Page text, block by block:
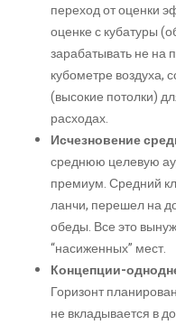
переход от оценки
оценке с кубатуры
зарабатывать не на
кубометре
(высокие потолки)
расходах.
Исчезновение
среднюю целевую
премиум. Средний
ланчи, перешел на
обеды. Все это
“насиженных” мест.
Концепции-
Горизонт
не вкладывается в